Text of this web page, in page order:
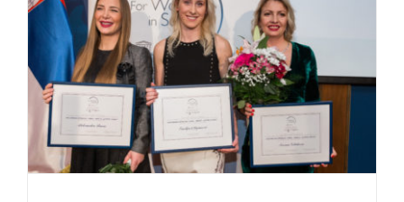
Prestižne stipendije za najbolje mlade naučnice
Život i zabava